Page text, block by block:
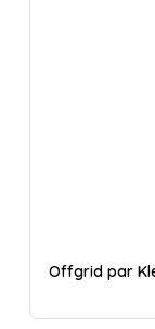
Offgrid par